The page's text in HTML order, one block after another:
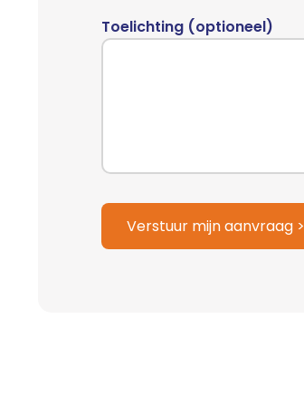
MM
dash
Toelichting (optioneel)
Verstuur mijn aanvraag >